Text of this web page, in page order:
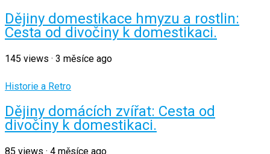
Dějiny domestikace hmyzu a rostlin:
Cesta od divočiny k domestikaci.
145 views · 3 měsíce ago
Historie a Retro
Dějiny domácích zvířat: Cesta od
divočiny k domestikaci.
85 views · 4 měsíce ago